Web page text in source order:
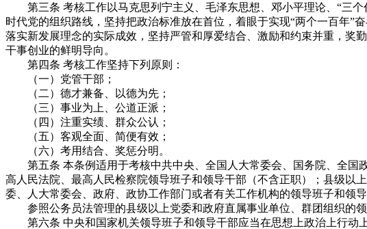
第三条 考核工作以马克思列宁主义、毛泽东思想、邓小平理论、“三个
时代党的组织路线，坚持把政治标准放在首位，着眼于实现“两个一百年”
落实新发展理念的实际成效，坚持严管和厚爱结合、激励和约束并重，奖
干事创业的鲜明导向。
第四条 考核工作坚持下列原则：
（一）党管干部；
（二）德才兼备、以德为先；
（三）事业为上、公道正派；
（四）注重实绩、群众公认；
（五）客观全面、简便有效；
（六）考用结合、奖惩分明。
第五条 本条例适用于考核中共中央、全国人大常委会、国务院、全国
高人民法院、最高人民检察院领导班子和领导干部（不含正职）；县级以
委、人大常委会、政府、政协工作部门或者有关工作机构的领导班子和领导
参照公务员法管理的县级以上党委和政府直属事业单位、群团组织的领
第六条 中央和国家机关领导班子和领导干部应当在思想上政治上行动